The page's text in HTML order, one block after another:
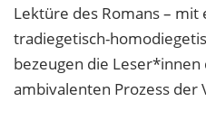
Lektüre des Romans –
tradiegetisch-
bezeugen die Leser*innen
ambivalenten Prozess der